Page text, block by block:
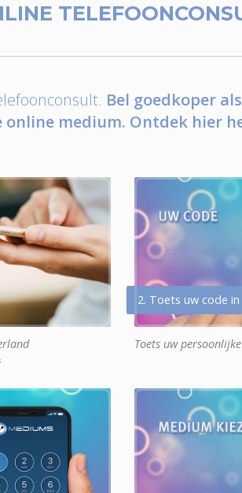
Bel goedkoper
online medium. Ontdek hier
2. Toets uw code in
Toets uw